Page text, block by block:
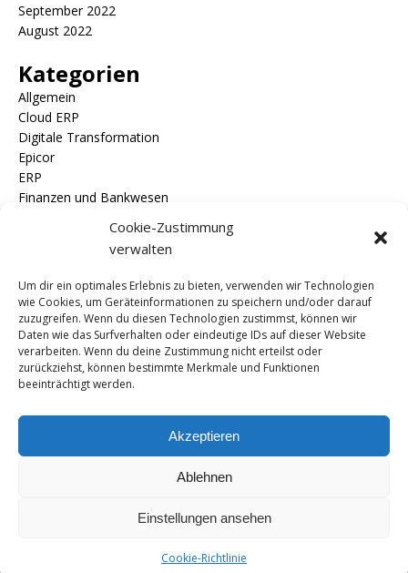
Cookie-Zustimmung
verwalten
Um dir ein optimales Erlebnis zu bieten, verwenden wir Technologien
wie Cookies, um Geräteinformationen zu speichern und/oder darauf
zuzugreifen. Wenn du diesen Technologien zustimmst, können wir
Daten wie das Surfverhalten oder eindeutige IDs auf dieser Website
verarbeiten. Wenn du deine Zustimmung nicht erteilst oder
zurückziehst, können bestimmte Merkmale und Funktionen
beeinträchtigt werden.
Akzeptieren
Ablehnen
Einstellungen ansehen
Cookie-Richtlinie
September 2022
August 2022
Kategorien
Allgemein
Cloud ERP
Digitale Transformation
Epicor
ERP
Finanzen und Bankwesen
Lebensmittel und Getränke
News
Oracle
Personalwesen
Presseerklärungen
SAP
SYSPRO
Copyright © 2026 | WordPress Theme by